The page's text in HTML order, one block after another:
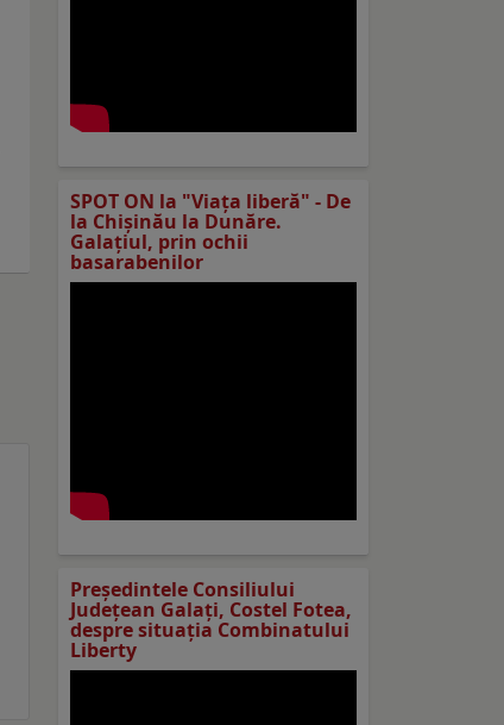
SPOT ON la "Viaţa liberă" - De
la Chișinău la Dunăre.
Galațiul, prin ochii
basarabenilor
Preşedintele Consiliului
Judeţean Galaţi, Costel Fotea,
despre situaţia Combinatului
Liberty